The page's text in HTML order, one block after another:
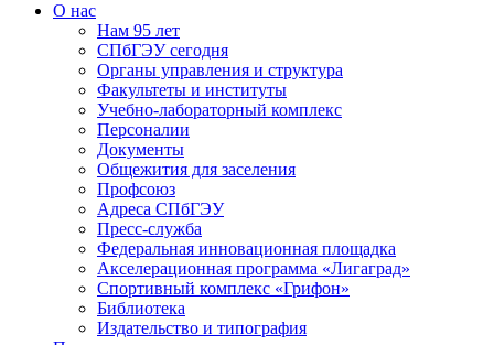
О нас
Нам 95 лет
СПбГЭУ сегодня
Органы управления и структура
Факультеты и институты
Учебно-лабораторный комплекс
Персоналии
Документы
Общежития для заселения
Профсоюз
Адреса СПбГЭУ
Пресс-служба
Федеральная инновационная площадка
Акселерационная программа «Лигаград»­­
Спортивный комплекс «Грифон»
Библиотека
Издательство и типография